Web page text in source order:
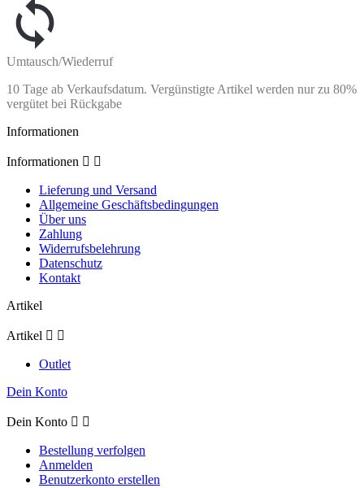
Umtausch/Wiederruf
10 Tage ab Verkaufsdatum. Vergünstigte Artikel werden nur zu 80%
vergütet bei Rückgabe
Informationen
Informationen  
Lieferung und Versand
Allgemeine Geschäftsbedingungen
Über uns
Zahlung
Widerrufsbelehrung
Datenschutz
Kontakt
Artikel
Artikel  
Outlet
Dein Konto
Dein Konto  
Bestellung verfolgen
Anmelden
Benutzerkonto erstellen